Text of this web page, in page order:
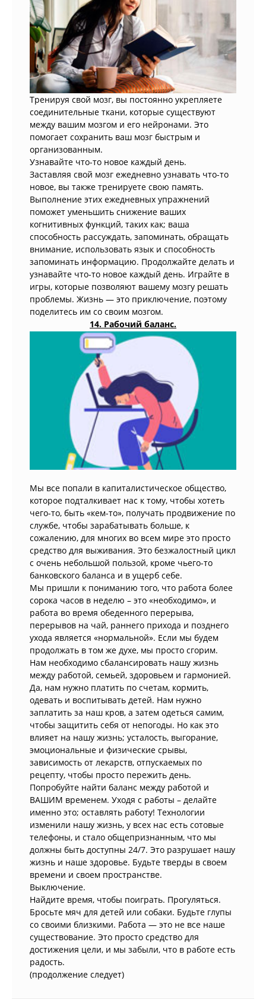
Тренируя свой мозг, вы постоянно укрепляете
соединительные ткани, которые существуют
между вашим мозгом и его нейронами. Это
помогает сохранить ваш мозг быстрым и
организованным.
Узнавайте что-то новое каждый день.
Заставляя свой мозг ежедневно узнавать что-то
новое, вы также тренируете свою память.
Выполнение этих ежедневных упражнений
поможет уменьшить снижение ваших
когнитивных функций, таких как; ваша
способность рассуждать, запоминать, обращать
внимание, использовать язык и способность
запоминать информацию. Продолжайте делать и
узнавайте что-то новое каждый день. Играйте в
игры, которые позволяют вашему мозгу решать
проблемы. Жизнь — это приключение, поэтому
поделитесь им со своим мозгом.
14. Рабочий баланс.
Мы все попали в капиталистическое общество,
которое подталкивает нас к тому, чтобы хотеть
чего-то, быть «кем-то», получать продвижение по
службе, чтобы зарабатывать больше, к
сожалению, для многих во всем мире это просто
средство для выживания. Это безжалостный цикл
с очень небольшой пользой, кроме чьего-то
банковского баланса и в ущерб себе.
Мы пришли к пониманию того, что работа более
сорока часов в неделю – это «необходимо», и
работа во время обеденного перерыва,
перерывов на чай, раннего прихода и позднего
ухода является «нормальной». Если мы будем
продолжать в том же духе, мы просто сгорим.
Нам необходимо сбалансировать нашу жизнь
между работой, семьей, здоровьем и гармонией.
Да, нам нужно платить по счетам, кормить,
одевать и воспитывать детей. Нам нужно
заплатить за наш кров, а затем одеться самим,
чтобы защитить себя от непогоды. Но как это
влияет на нашу жизнь; усталость, выгорание,
эмоциональные и физические срывы,
зависимость от лекарств, отпускаемых по
рецепту, чтобы просто пережить день.
Попробуйте найти баланс между работой и
ВАШИМ временем. Уходя с работы – делайте
именно это; оставлять работу! Технологии
изменили нашу жизнь, у всех нас есть сотовые
телефоны, и стало общепризнанным, что мы
должны быть доступны 24/7. Это разрушает нашу
жизнь и наше здоровье. Будьте тверды в своем
времени и своем пространстве.
Выключение.
Найдите время, чтобы поиграть. Прогуляться.
Бросьте мяч для детей или собаки. Будьте глупы
со своими близкими. Работа — это не все наше
существование. Это просто средство для
достижения цели, и мы забыли, что в работе есть
радость.
(продолжение следует)